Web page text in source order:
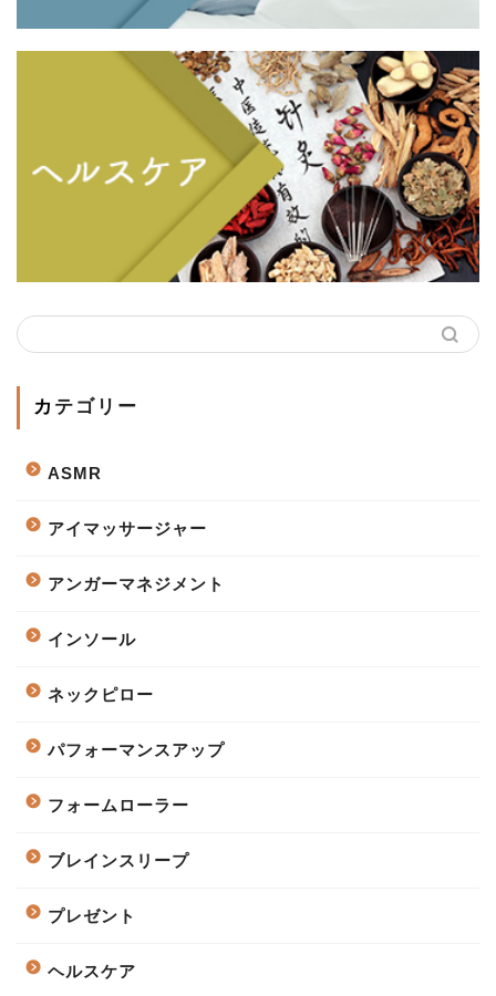
カテゴリー
ASMR
アイマッサージャー
アンガーマネジメント
インソール
ネックピロー
パフォーマンスアップ
フォームローラー
ブレインスリープ
プレゼント
ヘルスケア